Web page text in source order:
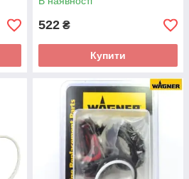
522 ₴
Купити